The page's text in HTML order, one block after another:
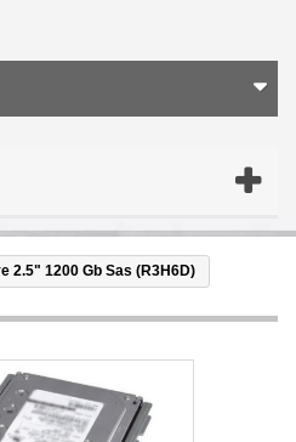
2.5" 1200 Gb Sas (R3H6D)